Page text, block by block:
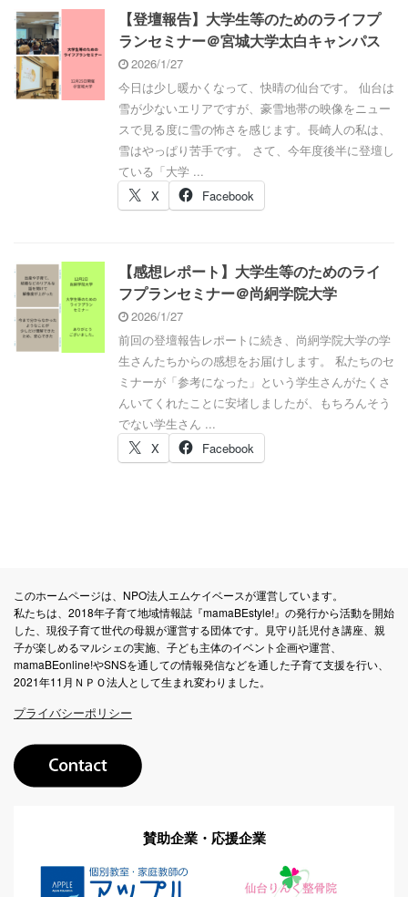
【登壇報告】大学生等のためのライフプ
ランセミナー＠宮城大学太白キャンパス
2026/1/27
今日は少し暖かくなって、快晴の仙台です。 仙台は
雪が少ないエリアですが、豪雪地帯の映像をニュー
スで見る度に雪の怖さを感じます。長崎人の私は、
雪はやっぱり苦手です。 さて、今年度後半に登壇し
ている「大学 ...
X
Facebook
【感想レポート】大学生等のためのライ
フプランセミナー＠尚絅学院大学
2026/1/27
前回の登壇報告レポートに続き、尚絅学院大学の学
生さんたちからの感想をお届けします。 私たちのセ
ミナーが「参考になった」という学生さんがたくさ
んいてくれたことに安堵しましたが、もちろんそう
でない学生さん ...
X
Facebook
このホームページは、NPO法人エムケイベースが運営しています。
私たちは、2018年子育て地域情報誌『mamaBEstyle!』の発行から活動を開始
した、現役子育て世代の母親が運営する団体です。見守り託児付き講座、親
子が楽しめるマルシェの実施、子ども主体のイベント企画や運営、
mamaBEonline!やSNSを通しての情報発信などを通した子育て支援を行い、
2021年11月ＮＰＯ法人として生まれ変わりました。
プライバシーポリシー
賛助企業・応援企業